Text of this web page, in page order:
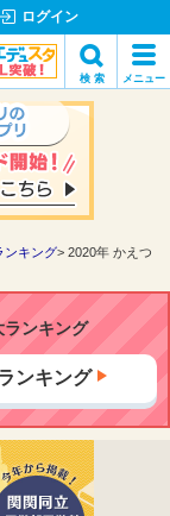
ログイン
検 索 メニュー
検索
ンキング
2020年 かえつ
ランキング
ンキング